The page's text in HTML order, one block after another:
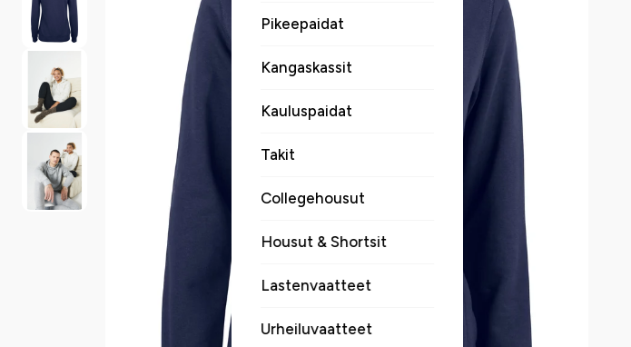
Pikeepaidat
Kangaskassit
Kauluspaidat
Takit
Collegehousut
Housut & Shortsit
Lastenvaatteet
Urheiluvaatteet